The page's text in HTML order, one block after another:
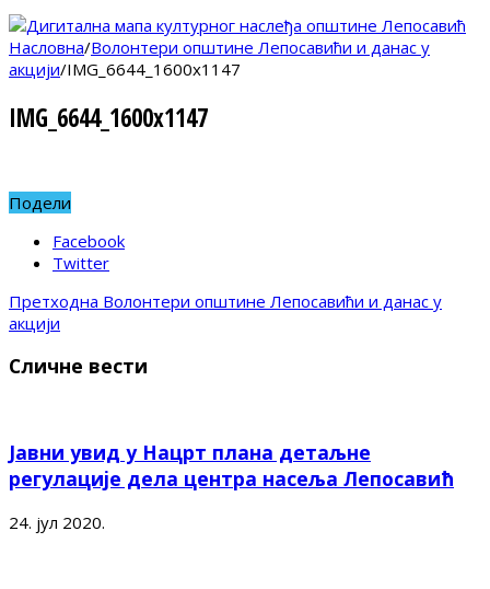
Насловна/Волонтери општине Лепосавићи и данас у
акцији/IMG_6644_1600x1147
IMG_6644_1600x1147
Подели
Facebook
Twitter
Претходна Волонтери општине Лепосавићи и данас у
акцији
Сличне вести
Јавни увид у Нацрт плана детаљне
регулације дела центра насеља Лепосавић
24. јул 2020.